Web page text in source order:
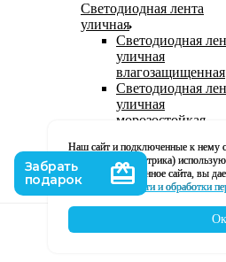
Светодиодная лента
уличная
Светодиодная
уличная
влагозащищенная
Светодиодная
уличная
морозостойкая
светодиодная
220В
Светодиодная
уличная в
Наш сайт и подключенные к нему
числе, Яндекс Метрика)
использование данное сайта, вы
кофиденциальности и обработки
Ок